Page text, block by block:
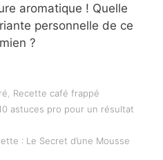
aromatique ! Quelle
personnelle de ce
?
Recette café frappé
astuces pro pour un résultat
: Le Secret d’une Mousse